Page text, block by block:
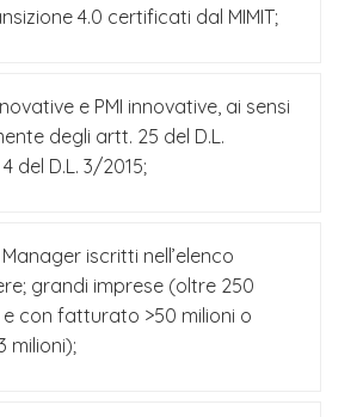
4.0 certificati dal MIMIT;
e PMI innovative, ai sensi
degli artt. 25 del D.L.
del D.L. 3/2015;
iscritti nell’elenco
grandi imprese (oltre 250
con fatturato >50 milioni o
milioni);